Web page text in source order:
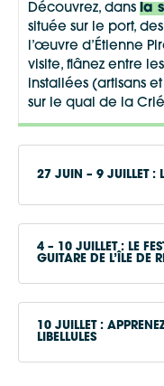
Découvrez, dans la
située sur le port,
l’œuvre d’Étienne
visite, flânez entre
installées (artisans
sur le quai de la
27 JUIN – 9 JUILLET :
4 – 10 JUILLET : LE
GUITARE DE L’ÎLE DE
10 JUILLET :
LIBELLULES